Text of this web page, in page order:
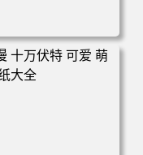
菲 剧照 电脑桌面 高